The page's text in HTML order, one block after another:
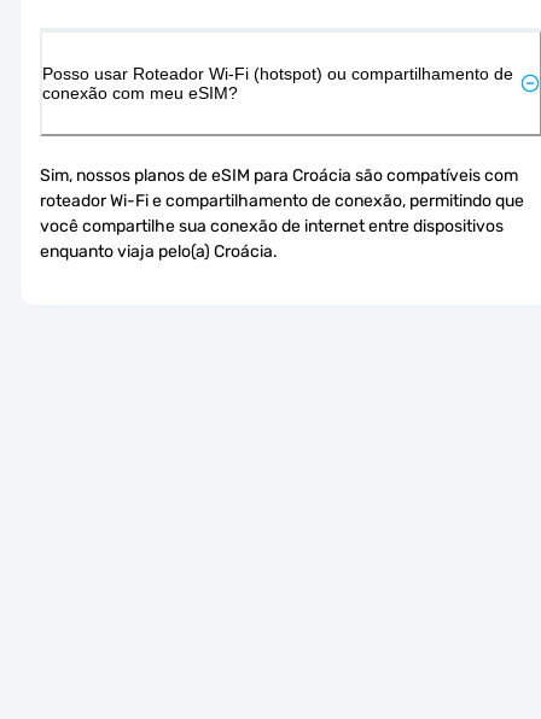
Posso usar Roteador Wi-Fi (hotspot) ou compartilhamento de
conexão com meu eSIM?
Sim, nossos planos de eSIM para Croácia são compatíveis com
roteador Wi-Fi e compartilhamento de conexão, permitindo que
você compartilhe sua conexão de internet entre dispositivos
enquanto viaja pelo(a) Croácia.